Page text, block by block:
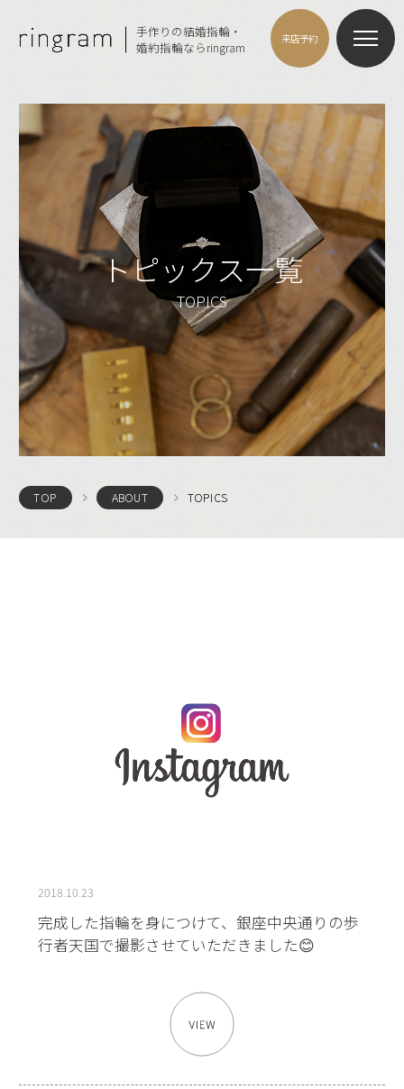
手作りの結婚指輪・
婚約指輪ならringram
来店予約
トピックス一覧
TOPICS
TOP ABOUT TOPICS
2018.10.23
完成した指輪を身につけて、銀座中央通りの歩
行者天国で撮影させていただきました😊